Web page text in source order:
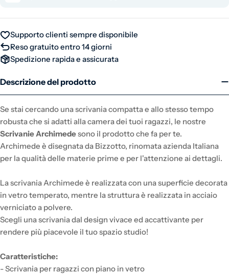
Supporto clienti sempre disponibile
Reso gratuito entro 14 giorni
Spedizione rapida e assicurata
Descrizione del prodotto
Se stai cercando una scrivania compatta e allo stesso tempo
robusta che si adatti alla camera dei tuoi ragazzi, le nostre
Scrivanie Archimedesono il prodotto che fa per te.
Archimede è disegnata da Bizzotto, rinomata azienda Italiana
per la qualità delle materie prime e per l'attenzione ai dettagli.
La scrivania Archimede è realizzata con una superficie decorata
in vetro temperato, mentre la struttura è realizzata in acciaio
verniciato a polvere.
Scegli una scrivania dal design vivace ed accattivante per
rendere più piacevole il tuo spazio studio!
Caratteristiche:
- Scrivania per ragazzi con piano in vetro